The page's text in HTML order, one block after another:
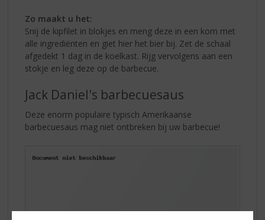
Zo maakt u het:
Snij de kipfilet in blokjes en meng deze in een kom met
alle ingrediënten en giet hier het bier bij. Zet de schaal
afgedekt 1 dag in de koelkast. Rijg vervolgens aan een
stokje en leg deze op de barbecue.
Jack Daniel's barbecuesaus
Deze enorm populaire typisch Amerikaanse
barbecuesaus mag niet ontbreken bij uw barbecue!